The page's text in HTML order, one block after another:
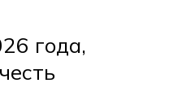
года,